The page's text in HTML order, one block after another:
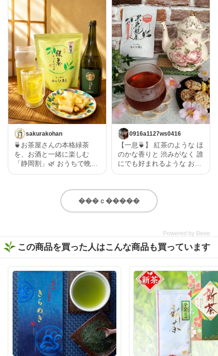
sakurakohan
🍵お茶屋さんの本格緑茶
を、お酒と一緒に楽しむ
「静岡割」🌿 おうちで晩酌
を楽しむなら、お酒だけじ
は、いしだ茶屋のオンライ
ンショップ限定商品【濃旨
年度いしだ茶屋年間売り上
げNo.1👑 販売開始から多く
の方に愛されている、いし
だ茶屋で人気のティーバッ
グ商品です🍵 特上の深蒸し
で作られた濃旨緑茶は、テ
ィーバッグとは思えないほ
どしっかりとした味わい😋
香ばしい香りとお茶ならで
はの甘みがふわっと広がっ
て、まるで茶葉から丁寧に
淹れたような本格的な美味
しさを楽しめました🍃 そし
0916a1127ws0416
【一息🍵】 紅茶のような ほ
のかな香りと 渋みがなく 誰
にでも好まれるような お茶
で一息🍵 黒烏龍なので 和食
もあるので 洋食にもあい 幅
広く 美味しく召し上がれる
と思います。 いしだ茶屋
はストーリーに リンクを貼
り付けたので是非 チェック
してみてください🙇‍♀️ https://
www.ishida-chaya.jp/?pid=1
72961890 @ishidachaya #
いしだ茶屋 #タイアップ #
黒烏龍茶 #ウーロン茶 #今
日のお茶
���ｃ�����
Powered by Beee
この商品を買った人はこんな商品も買っています